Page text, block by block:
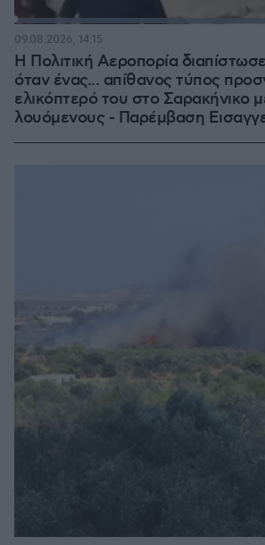
:
Η Πολιτική Αεροπορία
όταν ένας... απίθανος τύπος
ελικόπτερό του στο Σαρακήνικο
λουόμενους - Παρέμβαση
09.08.2026, 14:15